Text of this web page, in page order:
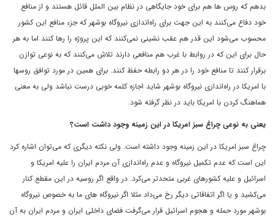
بدهم که روس ها هم برای خود جایگاهی در نظام بین الملل قائل هستند و از منافع
خود دفاع می‌کنند به این جهت برای راه‌اندازی نیروگاه بوشهر که جزء منافع این کشور
محسوب می‌شود این قدر هم عقب نشینی نمی‌کنند که این پروژه را رها کنند اما به هر
حال برای این که در روابط با غرب هم منافعی دارند تلاش می‌کنند که به نوعی توازن
برقرار کنند تا منافع خود را در هر دو رابطه حفظ کنند. برای همین در مورد توافق روسها
با امریکا در راه‌اندازی نیروگاه بوشهر شاید اجازه کلمه خوبی درست نباشد ولی به معنی
هماهنگ کردن با امریکا باید در نظر گرفته شود.
یعنی به نوعی چراغ سبز امریکا در این زمینه وجود داشت است؟
چراغ سبز امریکا در این زمینه وجود داشته است. ولی نکته دیگری که می‌توان اشاره کرد
این است که عدم تکمیل نیروگاه و عدم راه‌اندازی آن مردم ایران را علیه امریکا و
اسرائیل و علیه کشورهای غربی متحدتر می‌کرد. در واقع اگر روسیه در این مقطع کنار
می‌کشید و یا اگر اتفاقاتی دیگر رخ می‌داد مثلا اگر نیروگاه های ما به خصوص نیروگاه
بوشهر مورد حمله و هجوم اسرائیل قرار می‌گرفت فضای داخلی ایران و مردم ایران به آن